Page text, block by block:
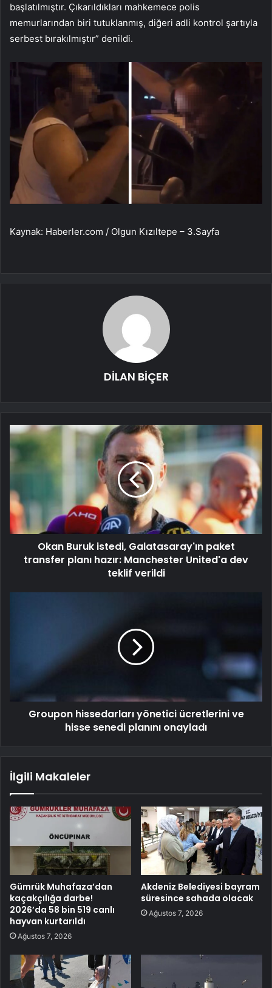
başlatılmıştır. Çıkarıldıkları mahkemece polis
memurlarından biri tutuklanmış, diğeri adli kontrol şartıyla
serbest bırakılmıştır” denildi.
Kaynak: Haberler.com / Olgun Kızıltepe – 3.Sayfa
DİLAN BİÇER
Okan Buruk istedi, Galatasaray'ın paket
transfer planı hazır: Manchester United'a dev
teklif verildi
Groupon hissedarları yönetici ücretlerini ve
hisse senedi planını onayladı
İlgili Makaleler
Gümrük Muhafaza’dan
kaçakçılığa darbe!
2026’da 58 bin 519 canlı
hayvan kurtarıldı
Ağustos 7, 2026
Akdeniz Belediyesi bayram
süresince sahada olacak
Ağustos 7, 2026